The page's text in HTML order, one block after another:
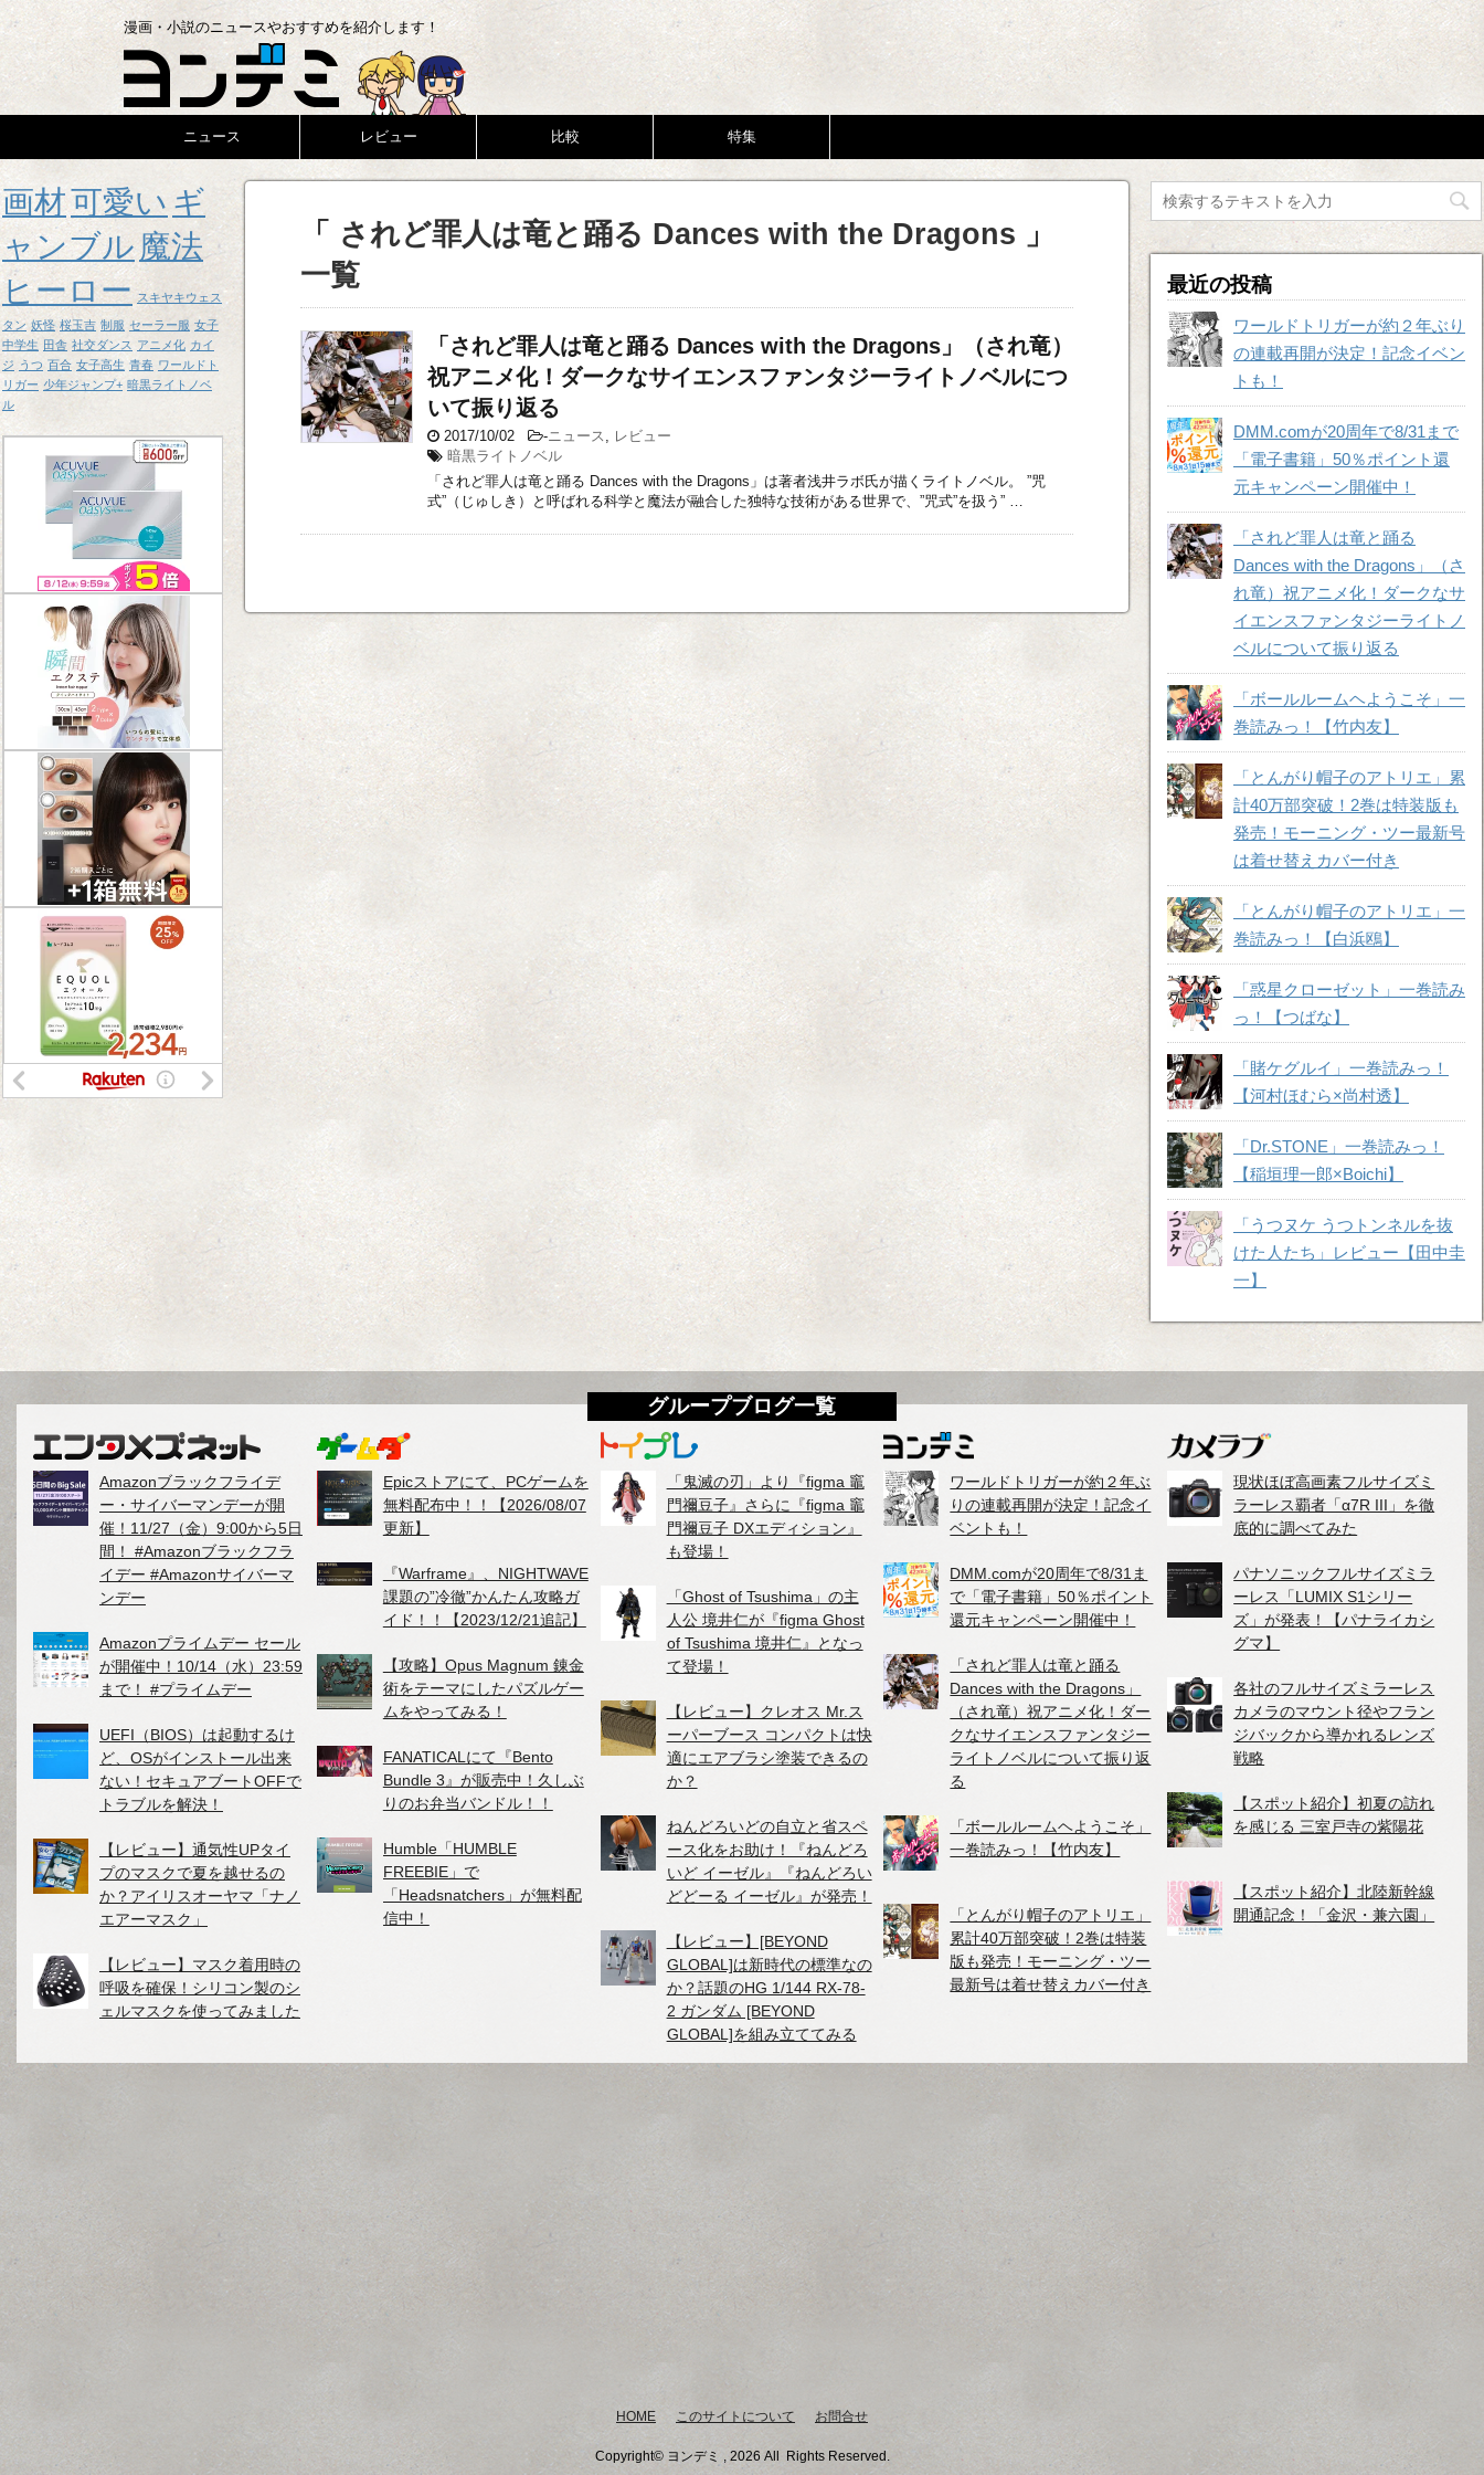
漫画・小説のニュースやおすすめを紹介します！
ニュース レビュー 比較 特集
「 されど罪人は竜と踊る Dances with the Dragons 」
一覧
「されど罪人は竜と踊る Dances with the Dragons」（され竜）
祝アニメ化！ダークなサイエンスファンタジーライトノベルにつ
いて振り返る
2017/10/02 -ニュース , レビュー
暗黒ライトノベル
「されど罪人は竜と踊る Dances with the Dragons」は著者浅井ラボ氏が描くライトノベル。 ”咒
式”（じゅしき）と呼ばれる科学と魔法が融合した独特な技術がある世界で、”咒式”を扱う” …
最近の投稿
ワールドトリガーが約２年ぶり
の連載再開が決定！記念イベン
トも！
DMM.comが20周年で8/31まで
「電子書籍」50％ポイント還
元キャンペーン開催中！
「されど罪人は竜と踊る
Dances with the Dragons」（さ
れ竜）祝アニメ化！ダークなサ
イエンスファンタジーライトノ
ベルについて振り返る
「ボールルームヘようこそ」一
巻読みっ！【竹内友】
「とんがり帽子のアトリエ」累
計40万部突破！2巻は特装版も
発売！モーニング・ツー最新号
は着せ替えカバー付き
「とんがり帽子のアトリエ」一
巻読みっ！【白浜鴎】
「惑星クローゼット」一巻読み
っ！【つばな】
「賭ケグルイ」一巻読みっ！
【河村ほむら×尚村透】
「Dr.STONE」一巻読みっ！
【稲垣理一郎×Boichi】
「うつヌケ うつトンネルを抜
けた人たち」レビュー【田中圭
一】
画材可愛い ギ
ャンブル 魔法
ヒーロー スキヤキウェス
タン 妖怪 桜玉吉 制服 セーラー服 女子
中学生 田舎 社交ダンス アニメ化 カイ
ジ うつ 百合 女子高生 青春 ワールドト
リガー 少年ジャンプ+ 暗黒ライトノベ
ル
グループブログ一覧
Amazonブラックフライデ
ー・サイバーマンデーが開
催！11/27（金）9:00から5日
間！ #Amazonブラックフラ
イデー #Amazonサイバーマ
ンデー
Amazonプライムデー セール
が開催中！10/14（水）23:59
まで！ #プライムデー
UEFI（BIOS）は起動するけ
ど、OSがインストール出来
ない！セキュアブートOFFで
トラブルを解決！
【レビュー】通気性UPタイ
プのマスクで夏を越せるの
か？アイリスオーヤマ「ナノ
エアーマスク」
【レビュー】マスク着用時の
呼吸を確保！シリコン製のシ
ェルマスクを使ってみました
Epicストアにて、PCゲームを
無料配布中！！【2026/08/07
更新】
『Warframe』、NIGHTWAVE
課題の”冷徹”かんたん攻略ガ
イド！！【2023/12/21追記】
【攻略】Opus Magnum 錬金
術をテーマにしたパズルゲー
ムをやってみる！
FANATICALにて『Bento
Bundle 3』が販売中！久しぶ
りのお弁当バンドル！！
Humble「HUMBLE
FREEBIE」で
「Headsnatchers」が無料配
信中！
「鬼滅の刃」より『figma 竈
門禰豆子』さらに『figma 竈
門禰豆子 DXエディション』
も登場！
「Ghost of Tsushima」の主
人公 境井仁が『figma Ghost
of Tsushima 境井仁』となっ
て登場！
【レビュー】クレオス Mr.ス
ーパーブース コンパクトは快
適にエアブラシ塗装できるの
か？
ねんどろいどの自立と省スペ
ース化をお助け！『ねんどろ
いど イーゼル』『ねんどろい
どどーる イーゼル』が発売！
【レビュー】[BEYOND
GLOBAL]は新時代の標準なの
か？話題のHG 1/144 RX-78-
2 ガンダム [BEYOND
GLOBAL]を組み立ててみる
ワールドトリガーが約２年ぶ
りの連載再開が決定！記念イ
ベントも！
DMM.comが20周年で8/31ま
で「電子書籍」50％ポイント
還元キャンペーン開催中！
「されど罪人は竜と踊る
Dances with the Dragons」
（され竜）祝アニメ化！ダー
クなサイエンスファンタジー
ライトノベルについて振り返
る
「ボールルームヘようこそ」
一巻読みっ！【竹内友】
「とんがり帽子のアトリエ」
累計40万部突破！2巻は特装
版も発売！モーニング・ツー
最新号は着せ替えカバー付き
現状ほぼ高画素フルサイズミ
ラーレス覇者「α7R III」を徹
底的に調べてみた
パナソニックフルサイズミラ
ーレス「LUMIX S1シリー
ズ」が発表！【パナライカシ
グマ】
各社のフルサイズミラーレス
カメラのマウント径やフラン
ジバックから導かれるレンズ
戦略
【スポット紹介】初夏の訪れ
を感じる 三室戸寺の紫陽花
【スポット紹介】北陸新幹線
開通記念！「金沢・兼六園」
HOME このサイトについて お問合せ
Copyright© ヨンデミ , 2026 All Rights Reserved.